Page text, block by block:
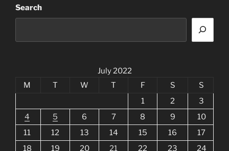
Search
July 2022
M
T W T F S
S
1
2
3
4
5 6 7 8 9
10
11
12 13 14 15 16
17
18
19 20 21 22 23 24